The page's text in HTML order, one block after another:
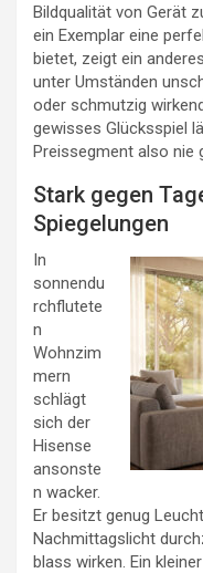
Bildqualität von Gerät
ein Exemplar eine
bietet, zeigt ein
unter Umständen
oder schmutzig
gewisses Glücksspiel
Preissegment also nie
Stark gegen
Spiegelungen
In
sonnendu
rchflutete
n
Wohnzim
mern
schlägt
sich der
Hisense
ansonste
n wacker.
Er besitzt genug
Nachmittagslicht
blass wirken. Ein